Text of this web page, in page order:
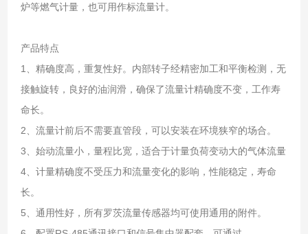
炉等燃气计量，也可用作标流量计。
产品特点
1、精确度高，重复性好。内部转子经精密加工和平衡检测，无
接触旋转，良好的油润滑，确保了流量计精确度不变，工作寿
命长。
2、流量计前后不需要直管段，可以安装在环境狭窄的场合。
3、始动流量小，量程比宽，适合于计量负荷变动大的气体流量
4、计量精确度不受压力和流量变化的影响，性能稳定，寿命
长。
5、通用性好，所有罗茨流量传感器均可使用通用的附件。